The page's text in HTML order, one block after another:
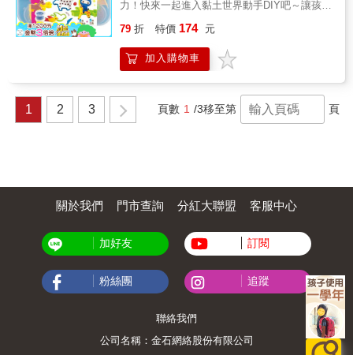
多款甜滋滋的棒棒糖；運用捏出「長條形」的
小技巧，可以做出香噴噴的美味麵條！創意多
訓練美感力，培養創造思考能力除了思考想要
捏出的造型外，也需要透過想像逐步完成，因
此無形中便提升了思考力、觀察力和想像力。
完成作品後，爸媽可從旁協助讓孩子描述捏出
的造型。有助於培養豐富的口語表達能力。★
全腦開發！一起激發無限想像力除了訓練手部
力！快來一起進入黏土世界動手DIY吧～讓孩子
系列共6款甜蜜棒棒糖、動物世界、歡樂下午茶
等超可愛黏土主題，透過遊戲提升創造力、觀
察力和美感能力。在玩樂的過程中，連帶激發
家裡，孩子永遠不無聊！★全系列共有6款受孩
子歡迎的黏土主題，怎麼玩都玩不膩有餐桌上
玩不膩偷偷告訴你，學會捏「球形」就能做出
多款甜滋滋的棒棒糖；運用捏出「長條形」的
變的捏法，激發創造力、思考力與美學力！★
訓練美感力，培養創造思考能力除了思考想要
此無形中便提升了思考力、觀察力和想像力。
完成作品後，爸媽可從旁協助讓孩子描述捏出
的造型。有助於培養豐富的口語表達能力。★
全腦開發！一起激發無限想像力除了訓練手部
肌肉的運用外，也能增進手眼的協調能力，不
只越玩越聰明，也適合親子同樂的手作遊戲，
79 折 特價 174 元
加入購物車
1 2 3 頁數 1 /3移至第 頁
關於我們 門市查詢 分紅大聯盟 客服中心
加好友 訂閱
粉絲團 追蹤
聯絡我們
公司名稱：金石網絡股份有限公司